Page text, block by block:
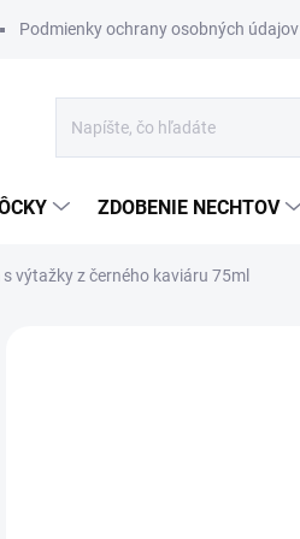
Podmienky ochrany osobných údajov
ZDOBENIE NECHTOV
výtažky z černého kaviáru 75ml